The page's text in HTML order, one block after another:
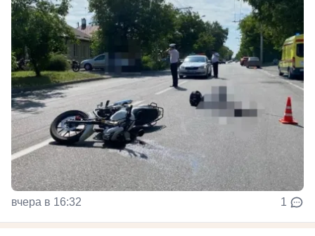
вчера в 16:32 1